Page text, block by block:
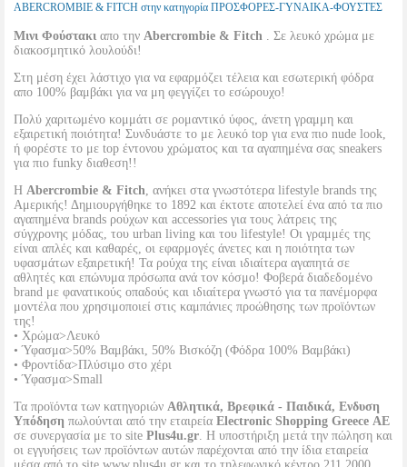
ABERCROMBIE & FITCH στην κατηγορία ΠΡΟΣΦΟΡΕΣ-ΓΥΝΑΙΚΑ-ΦΟΥΣΤΕΣ
Μινι Φούστακι απο την Abercrombie & Fitch . Σε λευκό χρώμα με
διακοσμητικό λουλούδι!
Στη μέση έχει λάστιχο για να εφαρμόζει τέλεια και εσωτερική φόδρα
απο 100% βαμβάκι για να μη φεγγίζει το εσώρουχο!
Πολύ χαριτωμένο κομμάτι σε ρομαντικό ύφος, άνετη γραμμη και
εξαιρετική ποιότητα! Συνδυάστε το με λευκό top για ενα πιο nude look,
ή φορέστε το με top έντονου χρώματος και τα αγαπημένα σας sneakers
για πιο funky διαθεση!!
Η Abercrombie & Fitch, ανήκει στα γνωστότερα lifestyle brands της
Αμερικής! Δημιουργήθηκε το 1892 και έκτοτε αποτελεί ένα από τα πιο
αγαπημένα brands ρούχων και accessories για τους λάτρεις της
σύγχρονης μόδας, του urban living και του lifestyle! Οι γραμμές της
είναι απλές και καθαρές, οι εφαρμογές άνετες και η ποιότητα των
υφασμάτων εξαιρετική! Τα ρούχα της είναι ιδιαίτερα αγαπητά σε
αθλητές και επώνυμα πρόσωπα ανά τον κόσμο! Φοβερά διαδεδομένο
brand με φανατικούς οπαδούς και ιδιαίτερα γνωστό για τα πανέμορφα
μοντέλα που χρησιμοποιεί στις καμπάνιες προώθησης των προϊόντων
της!
• Χρώμα>Λευκό
• Ύφασμα>50% Βαμβάκι, 50% Βισκόζη (Φόδρα 100% Βαμβάκι)
• Φροντίδα>Πλύσιμο στο χέρι
• Ύφασμα>Small
Τα προϊόντα των κατηγοριών Αθλητικά, Βρεφικά - Παιδικά, Ενδυση
Υπόδηση πωλούνται από την εταιρεία Electronic Shopping Greece ΑΕ
σε συνεργασία με το site Plus4u.gr. Η υποστήριξη μετά την πώληση και
οι εγγυήσεις των προϊόντων αυτών παρέχονται από την ίδια εταιρεία